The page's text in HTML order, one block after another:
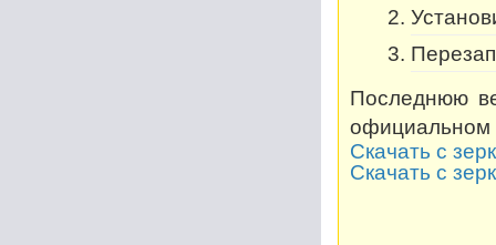
Последнюю
официальном
Скачать с
Скачать с